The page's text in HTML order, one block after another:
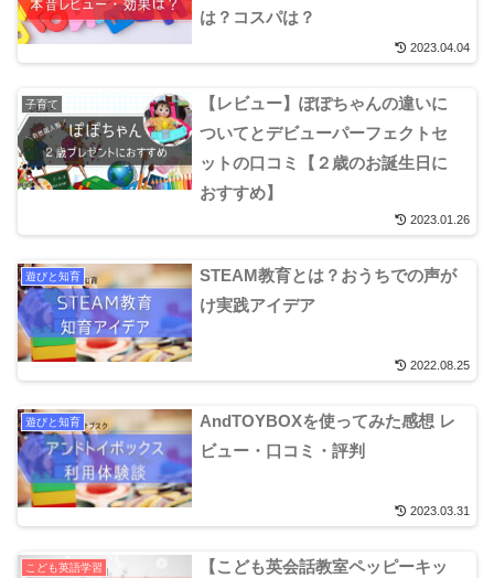
は？コスパは？
2023.04.04
子育て
【レビュー】ぽぽちゃんの違いに
ついてとデビューパーフェクトセ
ットの口コミ【２歳のお誕生日に
おすすめ】
2023.01.26
遊びと知育
STEAM教育とは？おうちでの声が
け実践アイデア
2022.08.25
遊びと知育
AndTOYBOXを使ってみた感想 レ
ビュー・口コミ・評判
2023.03.31
こども英語学習
【こども英会話教室ペッピーキッ